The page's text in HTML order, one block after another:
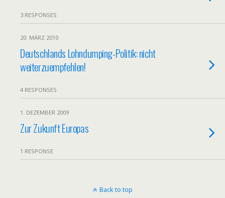
3 RESPONSES
20. MÄRZ 2010
Deutschlands Lohndumping-Politik: nicht
weiterzuempfehlen!
4 RESPONSES
1. DEZEMBER 2009
Zur Zukunft Europas
1 RESPONSE
Back to top